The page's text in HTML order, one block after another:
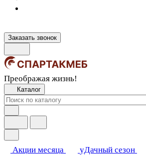
Заказать звонок
Преображая жизнь!
Каталог
Акции месяца уДачный сезон